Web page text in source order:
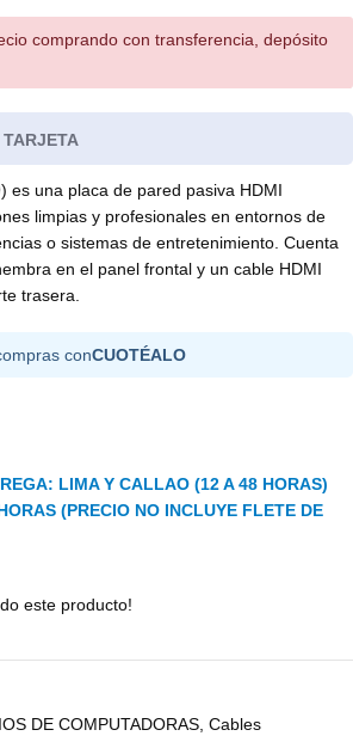
comprando con transferencia, depósito
TARJETA
es una placa de pared pasiva HDMI
limpias y profesionales en entornos de
o sistemas de entretenimiento. Cuenta
en el panel frontal y un cable HDMI
trasera.
conCUOTÉALO
LIMA Y CALLAO (12 A 48 HORAS)
(PRECIO NO INCLUYE FLETE DE
este producto!
DE COMPUTADORAS, Cables